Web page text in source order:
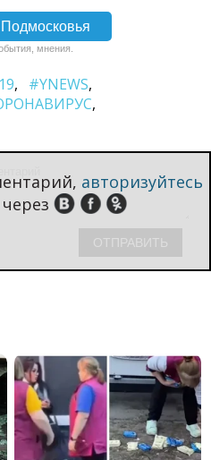
мнения.
#YNEWS
авторизуйтесь